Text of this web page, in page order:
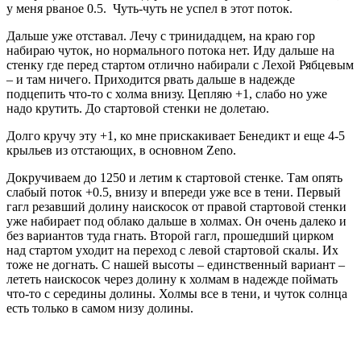
у меня рваное 0.5. Чуть-чуть не успел в этот поток.
Дальше уже отставал. Лечу с тринидадцем, на краю гор
набираю чуток, но нормального потока нет. Иду дальше на
стенку где перед стартом отлично набирали с Лехой Рябцевым
– и там ничего. Приходится рвать дальше в надежде
подцепить что-то с холма внизу. Цепляю +1, слабо но уже
надо крутить. До стартовой стенки не долетаю.
Долго кручу эту +1, ко мне прискакивает Бенедикт и еще 4-5
крыльев из отстающих, в основном Zeno.
Докручиваем до 1250 и летим к стартовой стенке. Там опять
слабый поток +0.5, внизу и впереди уже все в тени. Первый
гагл резавший долину наискосок от правой стартовой стенки
уже набирает под облако дальше в холмах. Он очень далеко и
без вариантов туда гнать. Второй гагл, прошедший цирком
над стартом уходит на переход с левой стартовой скалы. Их
тоже не догнать. С нашей высоты – единственный вариант –
лететь наискосок через долину к холмам в надежде поймать
что-то с середины долины. Холмы все в тени, и чуток солнца
есть только в самом низу долины.